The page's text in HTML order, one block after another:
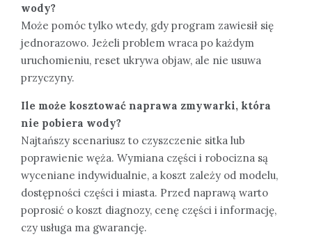
wody?
Może pomóc tylko wtedy, gdy program zawiesił się
jednorazowo. Jeżeli problem wraca po każdym
uruchomieniu, reset ukrywa objaw, ale nie usuwa
przyczyny.
Ile może kosztować naprawa zmywarki, która
nie pobiera wody?
Najtańszy scenariusz to czyszczenie sitka lub
poprawienie węża. Wymiana części i robocizna są
wyceniane indywidualnie, a koszt zależy od modelu,
dostępności części i miasta. Przed naprawą warto
poprosić o koszt diagnozy, cenę części i informację,
czy usługa ma gwarancję.